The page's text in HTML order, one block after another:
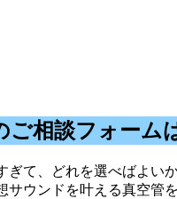
ご相談フォーム
ぎて、どれを選べばよい
サウンドを叶える真空管